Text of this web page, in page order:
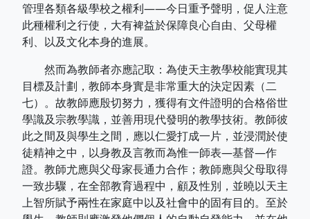
管理各類各級學校之權利——今日重予聲明，促人注意
此種權利之行使，大有裨益於保障良心自由、父母權
利、以及文化本身的進展。
然而為教師者亦應記取：為使天主教學校能實現其
目標及計劃，教師本身實是非常重大的決定因素（二
七）。故教師應殷切努力，獲得有文件證明的合格俗世
學識及宗教學識，並善用現代發明的教學技術。教師彼
此之間及與學生之間，應以仁愛打成一片，並浸潤於使
徒精神之中，以身教及言教而為惟一師表—基督—作
證。教師尤應與父母家長通力合作；教師應與父母取得
一致步驟，在全部教育過程中，顧及性別，並曉以天主
上智所賦予兩性在家庭中以及社會中的固有目的。至於